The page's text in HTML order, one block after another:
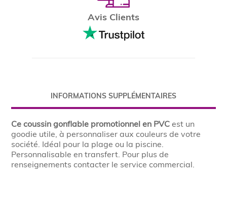
Avis Clients
INFORMATIONS SUPPLÉMENTAIRES
Ce coussin gonflable promotionnel en PVC est un
goodie utile, à personnaliser aux couleurs de votre
société. Idéal pour la plage ou la piscine.
Personnalisable en transfert. Pour plus de
renseignements contacter le service commercial.